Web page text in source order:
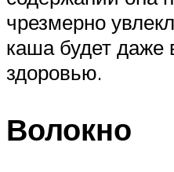
чрезмерно
каша будет даже
здоровью.
Волокно